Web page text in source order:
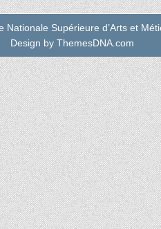
Nationale Supérieure d’Arts et
Design by ThemesDNA.com